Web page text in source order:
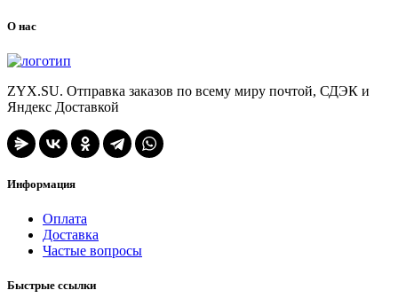
О нас
ZYX.SU. Отправка заказов по всему миру почтой, СДЭК и
Яндекс Доставкой
Информация
Оплата
Доставка
Частые вопросы
Быстрые ссылки